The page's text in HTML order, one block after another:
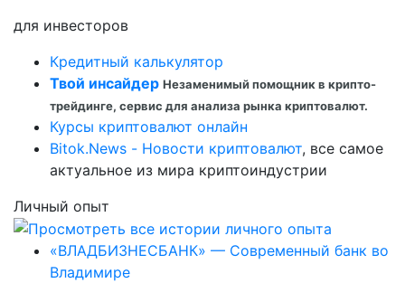
для инвесторов
Кредитный калькулятор
Твой инсайдер Незаменимый помощник в крипто-
трейдинге, сервис для анализа рынка криптовалют.
Курсы криптовалют онлайн
Bitok.News - Новости криптовалют, все самое
актуальное из мира криптоиндустрии
Личный опыт
«ВЛАДБИЗНЕСБАНК» — Современный банк во
Владимире